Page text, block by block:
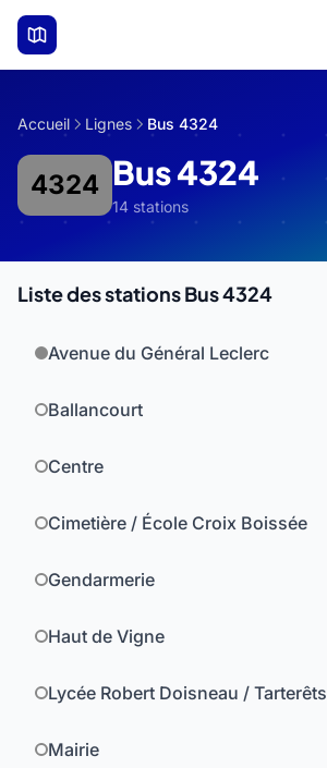
Aller au contenu principal
Accueil Lignes Bus 4324
4324 Bus 4324
14 stations
Liste des stations Bus 4324
Avenue du Général Leclerc
Ballancourt
Centre
Cimetière / École Croix Boissée
Gendarmerie
Haut de Vigne
Lycée Robert Doisneau / Tarterêts
Mairie